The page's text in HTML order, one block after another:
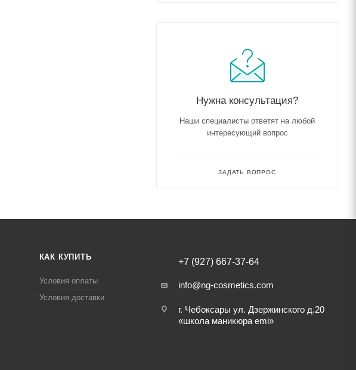
Нужна консультация?
Наши специалисты ответят на любой
интересующий вопрос
ЗАДАТЬ ВОПРОС
КАК КУПИТЬ
Условия оплаты
Условия доставки
+7 (927) 667-37-64
info@ng-cosmetics.com
г. Чебоксары ул. Дзержинского д.20
«школа маникюра emi»